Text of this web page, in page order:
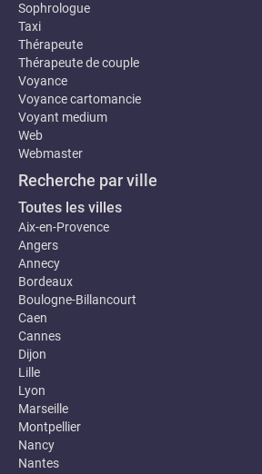
Sophrologue
Taxi
Thérapeute
Thérapeute de couple
Voyance
Voyance cartomancie
Voyant medium
Web
Webmaster
Recherche par ville
Toutes les villes
Aix-en-Provence
Angers
Annecy
Bordeaux
Boulogne-Billancourt
Caen
Cannes
Dijon
Lille
Lyon
Marseille
Montpellier
Nancy
Nantes